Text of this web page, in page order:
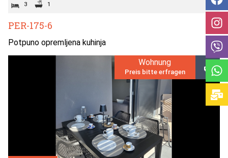
3 1
PER-175-6
Potpuno opremljena kuhinja
Wohnung
Preis bitte erfragen